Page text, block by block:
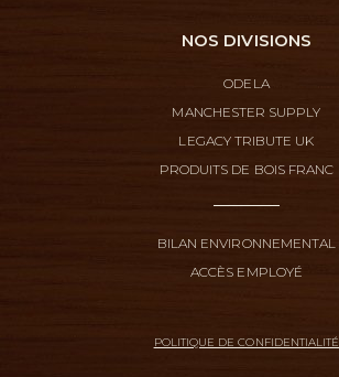
NOS DIVISIONS
ODELA
MANCHESTER SUPPLY
LEGACY TRIBUTE UK
PRODUITS DE BOIS FRANC
BILAN ENVIRONNEMENTAL
ACCÈS EMPLOYÉ
POLITIQUE DE CONFIDENTIALITÉ